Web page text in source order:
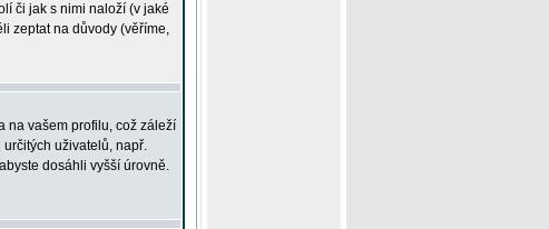
či jak s nimi naloží (v jaké
zeptat na důvody (věříme,
na vašem profilu, což záleží
uživatelů, např.
dosáhli vyšší úrovně.